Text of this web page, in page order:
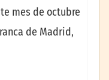
mes de octubre
de Madrid,